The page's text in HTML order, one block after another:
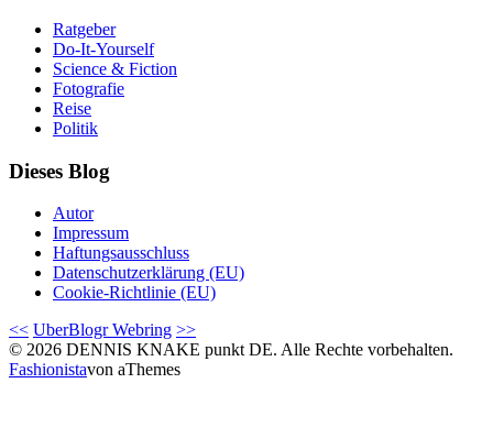
Ratgeber
Do-It-Yourself
Science & Fiction
Fotografie
Reise
Politik
Dieses Blog
Autor
Impressum
Haftungsausschluss
Datenschutzerklärung (EU)
Cookie-Richtlinie (EU)
<< UberBlogr Webring >>
© 2026 DENNIS KNAKE punkt DE. Alle Rechte vorbehalten.
Fashionistavon aThemes